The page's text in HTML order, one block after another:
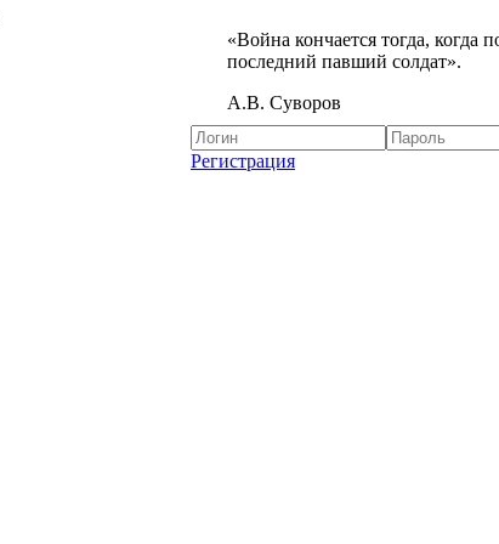
«Война кончается тогда, когда
последний павший солдат».
А.В. Суворов
Регистрация